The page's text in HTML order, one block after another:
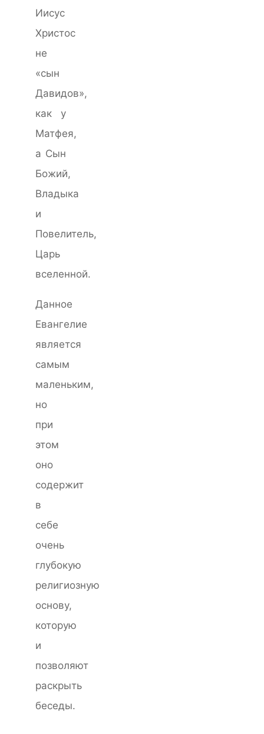
Иисус
Христос
не
«сын
Давидов»,
как у
Матфея,
а Сын
Божий,
Владыка
и
Повелитель,
Царь
вселенной.
Данное
Евангелие
является
самым
маленьким,
но
при
этом
оно
содержит
в
себе
очень
глубокую
религиозную
основу,
которую
и
позволяют
раскрыть
беседы.